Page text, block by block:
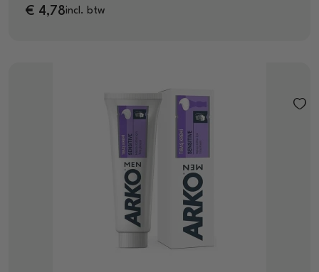
€ 4,78incl. btw